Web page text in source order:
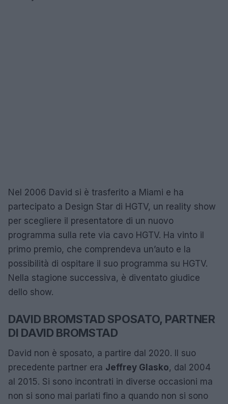
Nel 2006 David si è trasferito a Miami e ha
partecipato a Design Star di HGTV, un reality show
per scegliere il presentatore di un nuovo
programma sulla rete via cavo HGTV. Ha vinto il
primo premio, che comprendeva un’auto e la
possibilità di ospitare il suo programma su HGTV.
Nella stagione successiva, è diventato giudice
dello show.
DAVID BROMSTAD SPOSATO, PARTNER
DI DAVID BROMSTAD
David non è sposato, a partire dal 2020. Il suo
precedente partner era Jeffrey Glasko, dal 2004
al 2015. Si sono incontrati in diverse occasioni ma
non si sono mai parlati fino a quando non si sono